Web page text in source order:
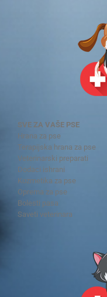
SVE ZA VAŠE PSE
Hrana za pse
Terapijska hrana za pse
Veterinarski preparati
Dodaci ishrani
Kozmetika za pse
Oprema za pse
Bolesti pasa
Saveti veterinara